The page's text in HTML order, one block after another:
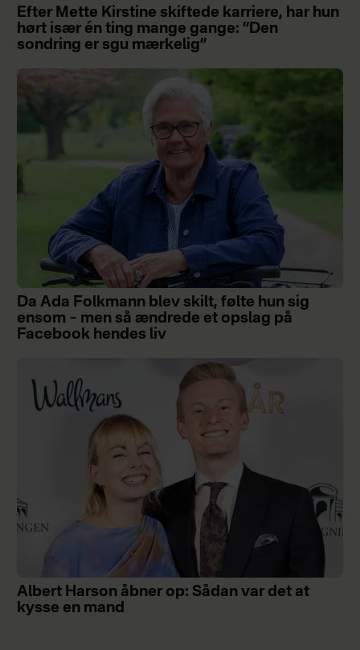
Efter Mette Kirstine skiftede karriere, har hun
hørt især én ting mange gange: ”Den
sondring er sgu mærkelig”
Da Ada Folkmann blev skilt, følte hun sig
ensom – men så ændrede et opslag på
Facebook hendes liv
Albert Harson åbner op: Sådan var det at
kysse en mand